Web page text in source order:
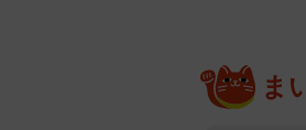
ま